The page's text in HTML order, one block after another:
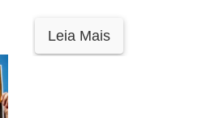
Leia Mais